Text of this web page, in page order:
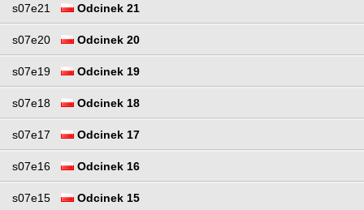
s07e21 Odcinek 21
s07e20 Odcinek 20
s07e19 Odcinek 19
s07e18 Odcinek 18
s07e17 Odcinek 17
s07e16 Odcinek 16
s07e15 Odcinek 15